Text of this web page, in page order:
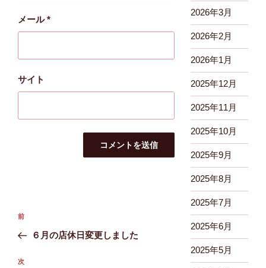
メール*
サイト
投
ナ
ビ
前
の
稿
前
６月の店休日変更しました
次
次
2026年3月
2026年2月
2026年1月
2025年12月
2025年11月
2025年10月
2025年9月
2025年8月
2025年7月
2025年6月
2025年5月